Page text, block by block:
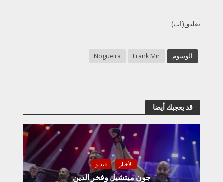
تعليق(ات)
الوسوم Frank Mir
Nogueira
قد يعجبك أيضا
الأخبار فيديو
جون ميتشيل وفخر الدين